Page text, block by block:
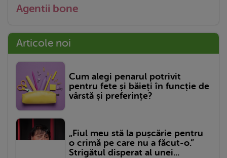
Agentii bone
Articole noi
Cum alegi penarul potrivit
pentru fete și băieți în funcție de
vârstă și preferințe?
„Fiul meu stă la pușcărie pentru
o crimă pe care nu a făcut-o.”
Strigătul disperat al unei...